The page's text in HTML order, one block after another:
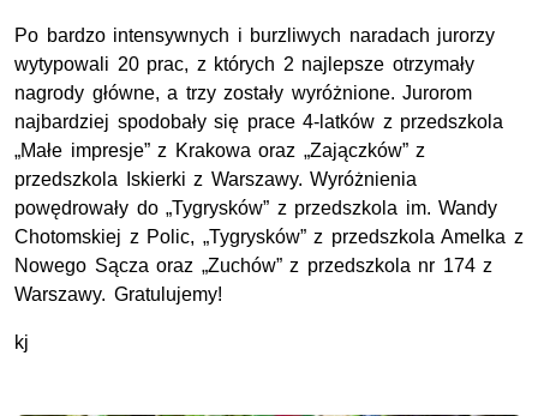
Po bardzo intensywnych i burzliwych naradach jurorzy
wytypowali 20 prac, z których 2 najlepsze otrzymały
nagrody główne, a trzy zostały wyróżnione. Jurorom
najbardziej spodobały się prace 4-latków z przedszkola
„Małe impresje” z Krakowa oraz „Zajączków” z
przedszkola Iskierki z Warszawy. Wyróżnienia
powędrowały do „Tygrysków” z przedszkola im. Wandy
Chotomskiej z Polic, „Tygrysków” z przedszkola Amelka z
Nowego Sącza oraz „Zuchów” z przedszkola nr 174 z
Warszawy. Gratulujemy!
kj